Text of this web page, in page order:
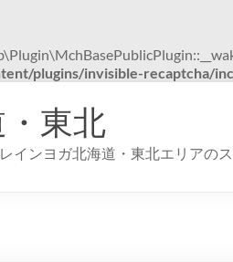
plugins/invisible-recaptcha/
東北
インヨガ北海道・東北エリアの